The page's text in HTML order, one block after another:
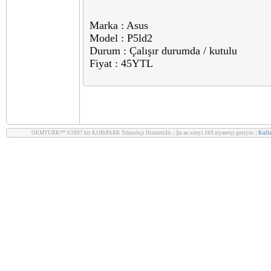
Marka : Asus
Model : P5ld2
Durum : Çalışır durumda / kutulu
Fiyat : 45YTL
OEMTURK™ ©2007 bir KOBiPARK Teknoloji Hizmetidir. | Şu an siteyi 169 ziyaretçi geziyor. |